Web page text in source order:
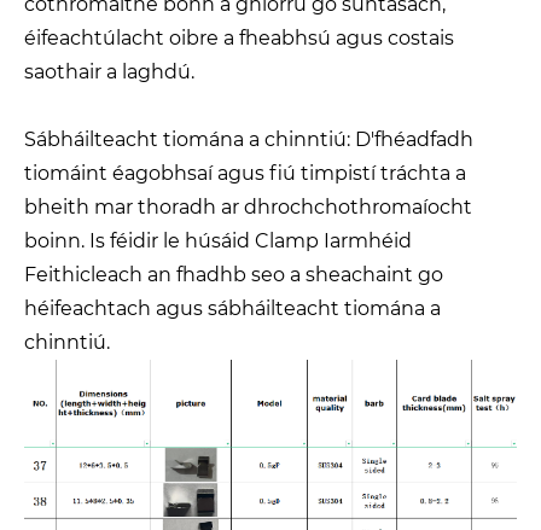
éifeachtúlacht oibre a fheabhsú agus costais
saothair a laghdú.
Sábháilteacht tiomána a chinntiú: D'fhéadfadh
tiomáint éagobhsaí agus fiú timpistí tráchta a
bheith mar thoradh ar dhrochchothromaíocht
boinn. Is féidir le húsáid Clamp Iarmhéid
Feithicleach an fhadhb seo a sheachaint go
héifeachtach agus sábháilteacht tiomána a
chinntiú.